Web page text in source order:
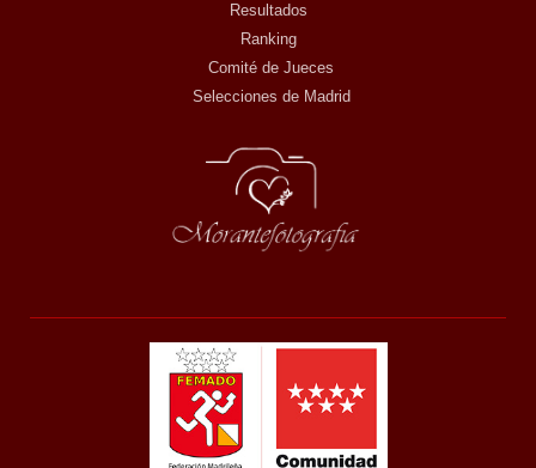
Resultados
Ranking
Comité de Jueces
Selecciones de Madrid